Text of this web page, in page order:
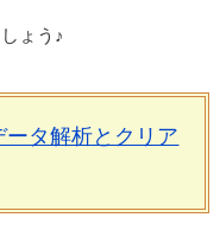
ょう♪
タ解析とクリア